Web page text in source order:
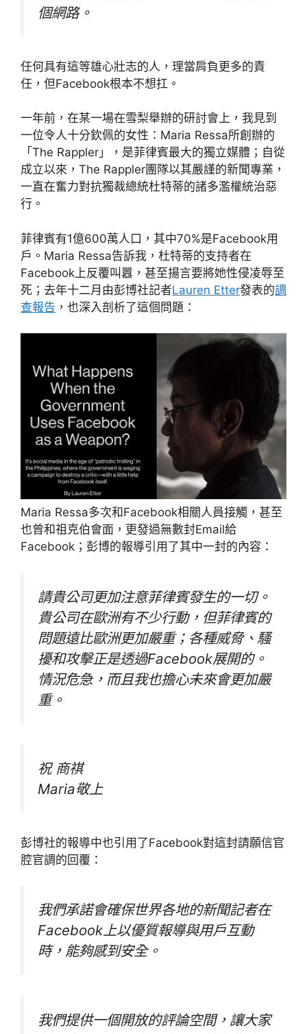
個網路。
任何具有這等雄心壯志的人，理當肩負更多的責
任，但Facebook根本不想扛。
一年前，在某一場在雪梨舉辦的研討會上，我見到
一位令人十分欽佩的女性：Maria Ressa所創辦的
「The Rappler」，是菲律賓最大的獨立媒體；自從
成立以來，The Rappler團隊以其嚴謹的新聞專業，
一直在奮力對抗獨裁總統杜特蒂的諸多濫權統治惡
行。
菲律賓有1億600萬人口，其中70%是Facebook用
戶。Maria Ressa告訴我，杜特蒂的支持者在
Facebook上反覆叫囂，甚至揚言要將她性侵凌辱至
死；去年十二月由彭博社記者Lauren Etter發表的調
查報告 ，也深入剖析了這個問題：
Maria Ressa多次和Facebook相關人員接觸，甚至
也曾和祖克伯會面，更發過無數封Email給
Facebook；彭博的報導引用了其中一封的內容：
請貴公司更加注意菲律賓發生的一切。
貴公司在歐洲有不少行動，但菲律賓的
問題遠比歐洲更加嚴重；各種威脅、騷
擾和攻擊正是透過Facebook展開的。
情況危急，而且我也擔心未來會更加嚴
重。
祝 商祺
Maria敬上
彭博社的報導中也引用了Facebook對這封請願信官
腔官調的回覆：
我們承諾會確保世界各地的新聞記者在
Facebook上以優質報導與用戶互動
時，能夠感到安全。
我們提供一個開放的評論空間，讓大家